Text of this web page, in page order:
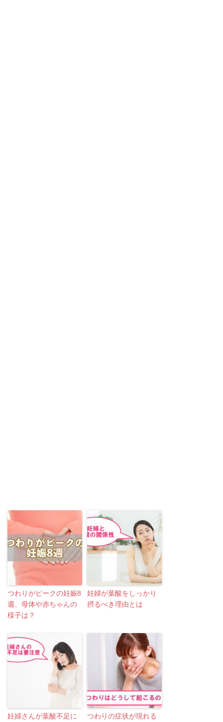
つわりがピークの妊娠8
週、母体や赤ちゃんの
様子は？
妊婦が葉酸をしっかり
摂るべき理由とは
妊婦さんが葉酸不足に
つわりの症状が現れる